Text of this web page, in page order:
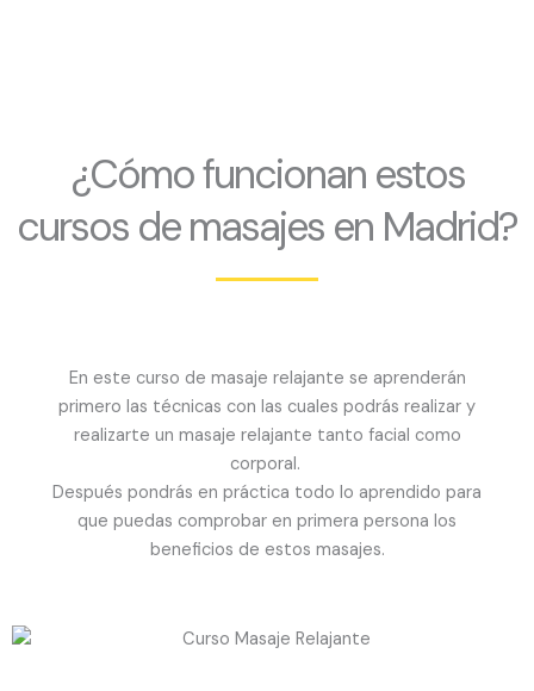
¿Cómo funcionan estos
cursos de masajes en Madrid?
En este curso de masaje relajante se aprenderán
primero las técnicas con las cuales podrás realizar y
realizarte un masaje relajante tanto facial como
corporal.
Después pondrás en práctica todo lo aprendido para
que puedas comprobar en primera persona los
beneficios de estos masajes.